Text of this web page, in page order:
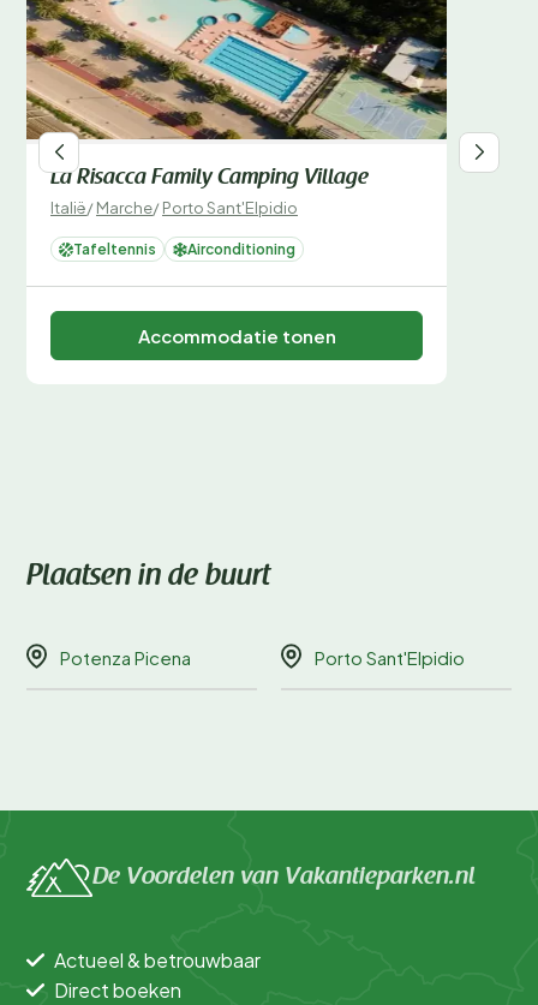
La Risacca Family Camping Village
Italië/Marche/Porto Sant'Elpidio
Tafeltennis Airconditioning
Accommodatie tonen
Plaatsen in de buurt
Potenza Picena Porto Sant'Elpidio
De Voordelen van Vakantieparken.nl
Actueel & betrouwbaar
Direct boeken